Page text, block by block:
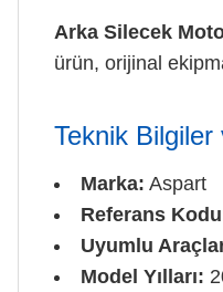
Arka Silecek
ürün, orijinal
Teknik
Marka: Aspart
Referans
Uyumlu
Model Yılları: